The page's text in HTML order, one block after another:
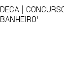
DECA |
BANHEIRO'